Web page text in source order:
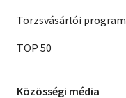
Törzsvásárlói program
TOP 50
Közösségi média